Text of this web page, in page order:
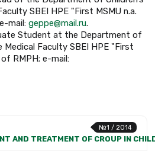
SBEI HPE "First MSMU n.a.
mail: geppe@mail.ru.
Student at the Department of
Medical Faculty SBEI HPE "First
of RMPH; e-mail:
№1 / 2014
AND TREATMENT OF CROUP IN